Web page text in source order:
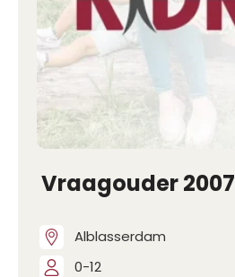
Vraagouder 2007
Alblasserdam
0-12